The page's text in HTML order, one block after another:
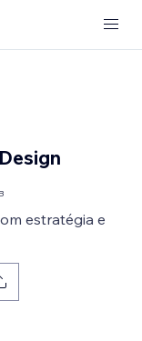
estratégia e